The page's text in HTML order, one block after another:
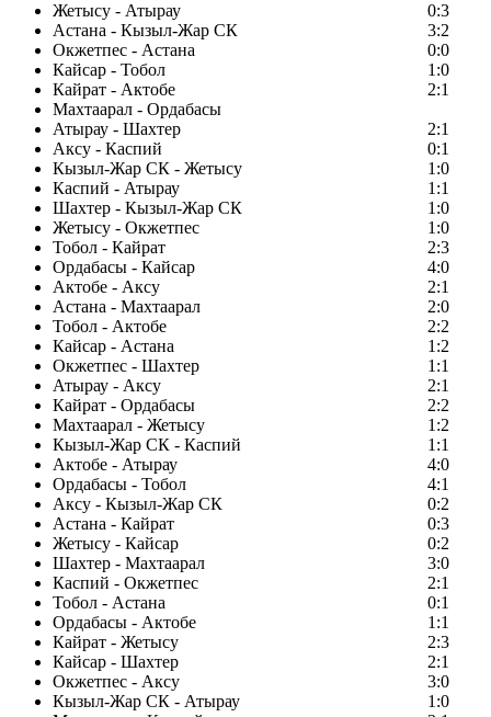
Жетысу - Атырау
0:3
Астана - Кызыл-Жар СК
3:2
Окжетпес - Астана
0:0
Кайсар - Тобол
1:0
Кайрат - Актобе
2:1
Махтаарал - Ордабасы
Атырау - Шахтер
2:1
Аксу - Каспий
0:1
Кызыл-Жар СК - Жетысу
1:0
Каспий - Атырау
1:1
Шахтер - Кызыл-Жар СК
1:0
Жетысу - Окжетпес
1:0
Тобол - Кайрат
2:3
Ордабасы - Кайсар
4:0
Актобе - Аксу
2:1
Астана - Махтаарал
2:0
Тобол - Актобе
2:2
Кайсар - Астана
1:2
Окжетпес - Шахтер
1:1
Атырау - Аксу
2:1
Кайрат - Ордабасы
2:2
Махтаарал - Жетысу
1:2
Кызыл-Жар СК - Каспий
1:1
Актобе - Атырау
4:0
Ордабасы - Тобол
4:1
Аксу - Кызыл-Жар СК
0:2
Астана - Кайрат
0:3
Жетысу - Кайсар
0:2
Шахтер - Махтаарал
3:0
Каспий - Окжетпес
2:1
Тобол - Астана
0:1
Ордабасы - Актобе
1:1
Кайрат - Жетысу
2:3
Кайсар - Шахтер
2:1
Окжетпес - Аксу
3:0
Кызыл-Жар СК - Атырау
1:0